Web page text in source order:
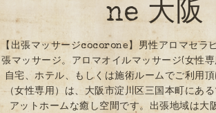
ne 大阪
【出張マッサージcocorone】男性アロマセラ
張マッサージ。アロマオイルマッサージ(女性
自宅、ホテル、もしくは施術ルームでご利用
（女性専用）は、大阪市淀川区三国本町にあ
アットホームな癒し空間です。出張地域は大